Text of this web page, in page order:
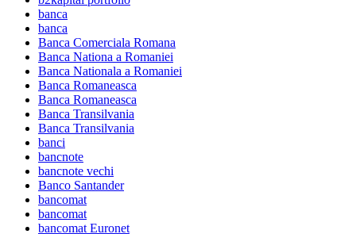
banca
banca
Banca Comerciala Romana
Banca Nationa a Romaniei
Banca Nationala a Romaniei
Banca Romaneasca
Banca Romaneasca
Banca Transilvania
Banca Transilvania
banci
bancnote
bancnote vechi
Banco Santander
bancomat
bancomat
bancomat Euronet